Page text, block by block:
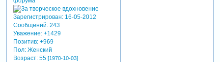
Зарегистрирован: 16-05-2012
Сообщений:243
Уважение: +1429
Позитив: +969
Пол:Женский
Возраст:55 [1970-10-03]